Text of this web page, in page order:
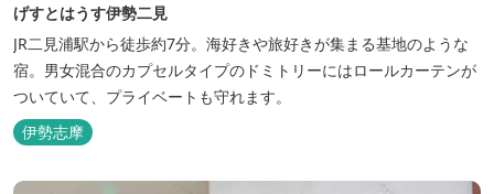
げすとはうす伊勢二見
JR二見浦駅から徒歩約7分。海好きや旅好きが集まる基地のような
宿。男女混合のカプセルタイプのドミトリーにはロールカーテンが
ついていて、プライベートも守れます。
伊勢志摩